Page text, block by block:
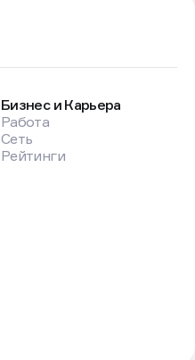
Бизнес и Карьера
Работа
Сеть
Рейтинги